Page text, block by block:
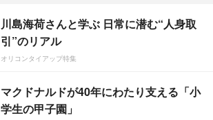
川島海荷さんと学ぶ 日常に潜む“人身取
引”のリアル
オリコンタイアップ特集
マクドナルドが40年にわたり支える「小
学生の甲子園」